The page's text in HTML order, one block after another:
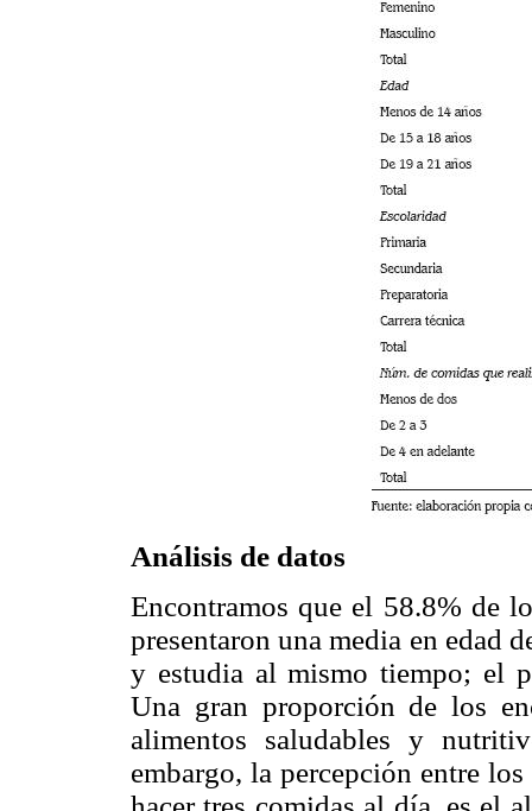
Análisis de datos
Encontramos que el 58.8% de
presentaron una media en edad
y estudia al mismo tiempo; el
Una gran proporción de los
alimentos saludables y
embargo, la percepción entre